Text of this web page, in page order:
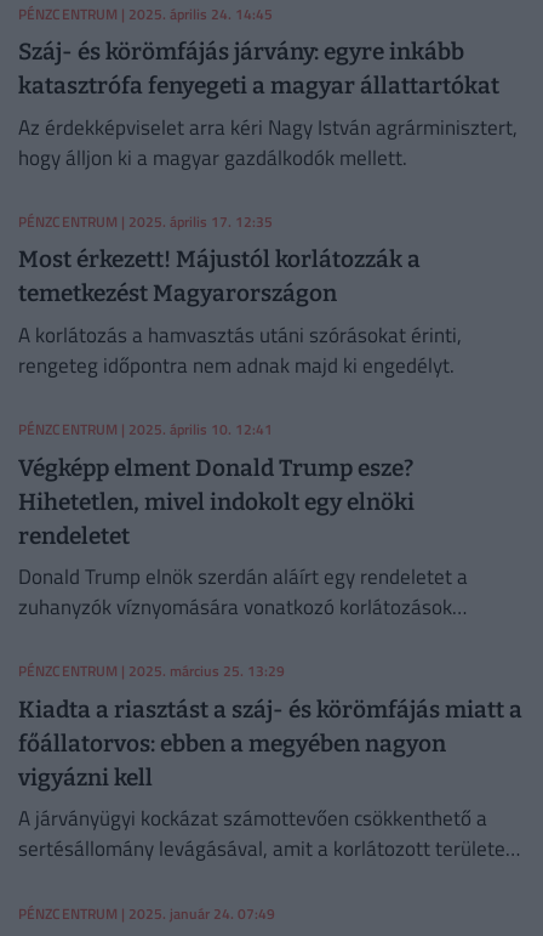
PÉNZCENTRUM | 2025. április 24. 14:45
Száj- és körömfájás járvány: egyre inkább
katasztrófa fenyegeti a magyar állattartókat
Az érdekképviselet arra kéri Nagy István agrárminisztert,
hogy álljon ki a magyar gazdálkodók mellett.
PÉNZCENTRUM | 2025. április 17. 12:35
Most érkezett! Májustól korlátozzák a
temetkezést Magyarországon
A korlátozás a hamvasztás utáni szórásokat érinti,
rengeteg időpontra nem adnak majd ki engedélyt.
PÉNZCENTRUM | 2025. április 10. 12:41
Végképp elment Donald Trump esze?
Hihetetlen, mivel indokolt egy elnöki
rendeletet
Donald Trump elnök szerdán aláírt egy rendeletet a
zuhanyzók víznyomására vonatkozó korlátozások
történelemben.
PÉNZCENTRUM | 2025. március 25. 13:29
Kiadta a riasztást a száj- és körömfájás miatt a
főállatorvos: ebben a megyében nagyon
vigyázni kell
A járványügyi kockázat számottevően csökkenthető a
sertésállomány levágásával, amit a korlátozott területen
PÉNZCENTRUM | 2025. január 24. 07:49